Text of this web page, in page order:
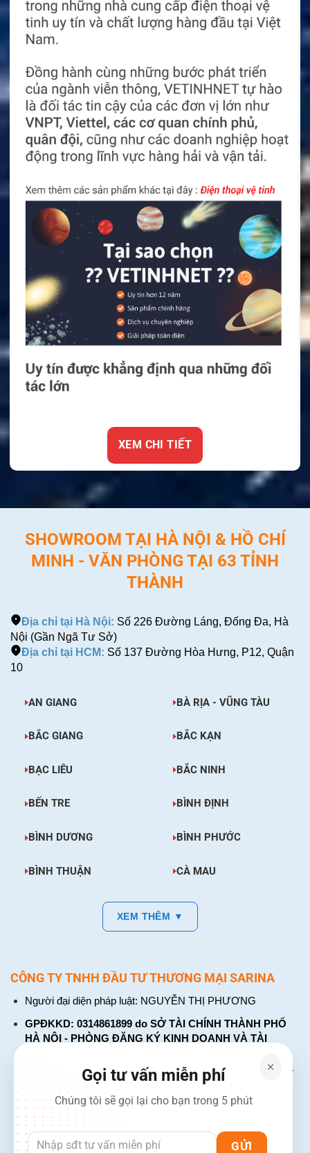
XEM CHI TIẾT
SHOWROOM TẠI HÀ NỘI & HỒ CHÍ
MINH - VĂN PHÒNG TẠI 63 TỈNH
THÀNH
Địa chỉ tại Hà Nội: Số 226 Đường Láng, Đống Đa, Hà
Nội (Gần Ngã Tư Sở)
Địa chỉ tại HCM: Số 137 Đường Hòa Hưng, P12, Quận
10
AN GIANG BÀ RỊA - VŨNG TÀU
BẮC GIANG BẮC KẠN
BẠC LIÊU BẮC NINH
BẾN TRE BÌNH ĐỊNH
BÌNH DƯƠNG BÌNH PHƯỚC
BÌNH THUẬN CÀ MAU
XEM THÊM ▼
CÔNG TY TNHH ĐẦU TƯ THƯƠNG MẠI SARINA
Người đại diện pháp luật: NGUYỄN THỊ PHƯƠNG
GPĐKKD: 0314861899 do SỞ TÀI CHÍNH THÀNH PHỐ
HÀ NỘI - PHÒNG ĐĂNG KÝ KINH DOANH VÀ TÀI
CHÍNH DOANH NGHIỆP cấp. Đăng ký lần đầu: ngày 26
tháng 01 năm 2018. Đăng ký thay đổi lần thứ: 4, ngày 31
tháng 03 năm 2026
226 Đường Láng, Đống Đa, Hà Nội
137 Đường Hòa Hưng, Phường 12, Quận 10, TP. Hồ Chí
Minh
Gọi tư vấn miễn phí
Chúng tôi sẽ gọi lại cho bạn trong 5 phút